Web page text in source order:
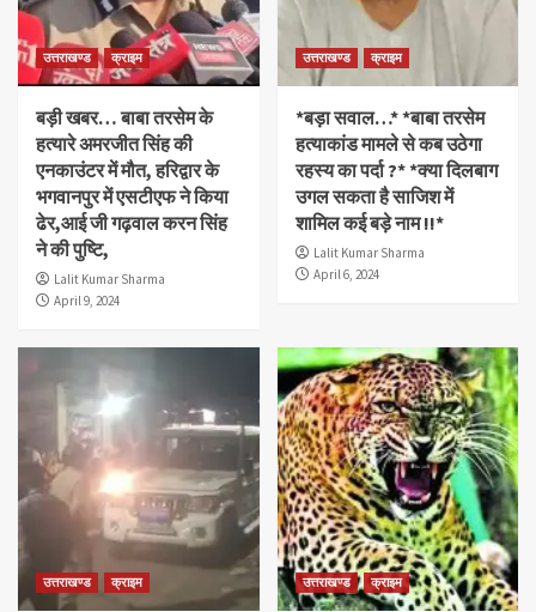
उत्तराखण्ड क्राइम
बड़ी खबर… बाबा तरसेम के
हत्यारे अमरजीत सिंह की
एनकाउंटर में मौत, हरिद्वार के
भगवानपुर में एसटीएफ ने किया
ढेर,आई जी गढ़वाल करन सिंह
ने की पुष्टि,
Lalit Kumar Sharma
April 9, 2024
उत्तराखण्ड क्राइम
*बड़ा सवाल…* *बाबा तरसेम
हत्याकांड मामले से कब उठेगा
रहस्य का पर्दा ?* *क्या दिलबाग
उगल सकता है साजिश में
शामिल कई बड़े नाम !!*
Lalit Kumar Sharma
April 6, 2024
उत्तराखण्ड क्राइम उत्तराखण्ड क्राइम